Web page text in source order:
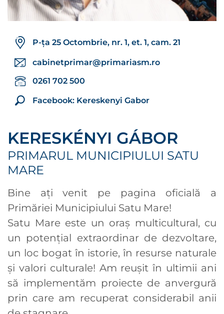
P-ța 25 Octombrie, nr. 1, et. 1, cam. 21
cabinetprimar@primariasm.ro
0261 702 500
Facebook: Kereskenyi Gabor
KERESKÉNYI GÁBOR
PRIMARUL MUNICIPIULUI SATU
MARE
Bine ați venit pe pagina oficială a
Primăriei Municipiului Satu Mare!
Satu Mare este un oraș multicultural, cu
un potențial extraordinar de dezvoltare,
un loc bogat în istorie, în resurse naturale
și valori culturale! Am reușit în ultimii ani
să implementăm proiecte de anvergură
prin care am recuperat considerabil anii